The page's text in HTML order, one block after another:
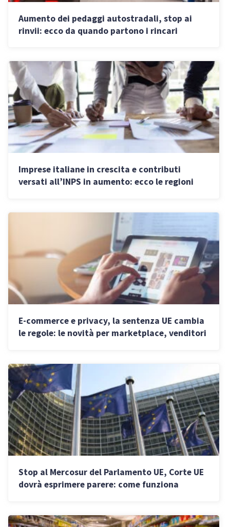
Aumento dei pedaggi autostradali, stop ai
rinvii: ecco da quando partono i rincari
Imprese italiane in crescita e contributi
versati all’INPS in aumento: ecco le regioni
E-commerce e privacy, la sentenza UE cambia
le regole: le novità per marketplace, venditori
Stop al Mercosur del Parlamento UE, Corte UE
dovrà esprimere parere: come funziona